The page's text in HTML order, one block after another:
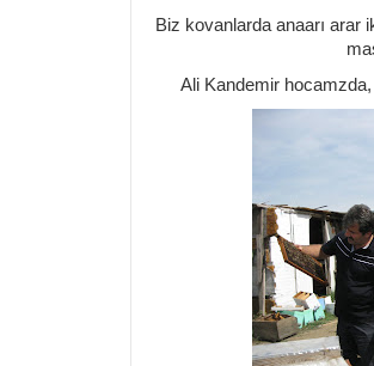
Biz kovanlarda anaarı arar
Ali Kandemir